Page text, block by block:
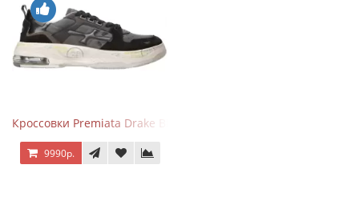
Кроссовки Premiata Drake Black Gray
9990р.